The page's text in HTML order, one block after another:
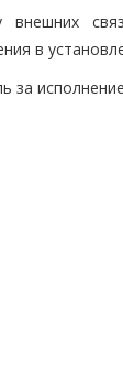
внешних
в
за